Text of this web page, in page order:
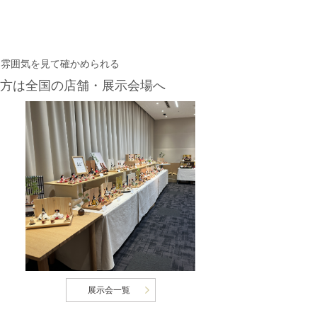
囲気を見て確かめられる
は全国の店舗・展示会場へ
展示会一覧